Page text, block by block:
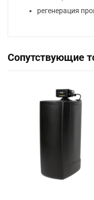
регенерация
Сопутствующие